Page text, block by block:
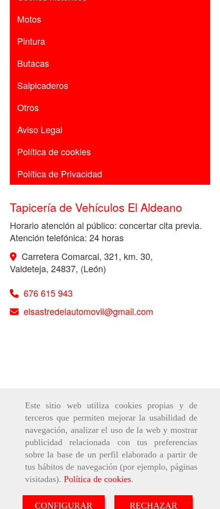
Este sitio web utiliza cookies propias y de
terceros que permiten mejorar la usabilidad de
navegación, analizar el uso de la web y mostrar
publicidad relacionada con tus preferencias
sobre la base de un perfil elaborado a partir de
tus hábitos de navegación (por ejemplo, páginas
visitadas). Política de cookies.
CONFIGURAR RECHAZAR
Motos
Pintura
Butacas
Salpicaderos
Otros
Aviso Legal
Política de cookies
Política de Privacidad
Tapicería de Vehículos El Aldeano
Horario atención al público: concertar cita previa.
Atención telefónica: 24 horas
Carretera Comarcal, 321, km. 30,
Valdeteja, 24837, (León)
676 615 943
elsastredelautomovil
gmail.com